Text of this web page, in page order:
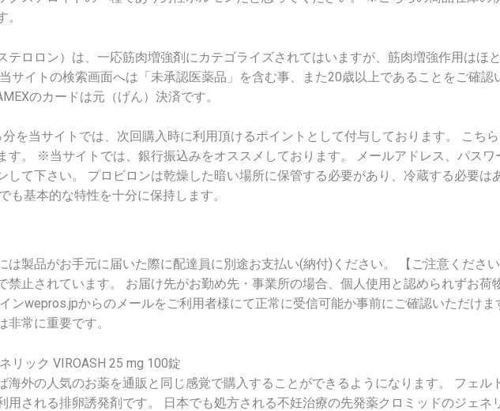
テロロン）は、一応筋肉増強剤にカテゴライズされてはいますが、筋肉増強作用はほ
サイトの検索画面へは「未承認医薬品」を含む事、また20歳以上であることをご確認
のカードは元（げん）決済です。
を当サイトでは、次回購入時に利用頂けるポイントとして付与しております。 こち
す。 ※当サイトでは、銀行振込みをオススメしております。 メールアドレス、パス
して下さい。 プロビロンは乾燥した暗い場所に保管する必要があり、冷蔵する必要は
も基本的な特性を十分に保持します。
は製品がお手元に届いた際に配達員に別途お支払い(納付)ください。 【ご注意くださ
禁止されています。 お届け先がお勤め先・事業所の場合、個人使用と認められずお荷
ンwepros.jpからのメールをご利用者様にて正常に受信可能か事前にご確認いただけ
非常に重要です。
リック VIROASH 25 mg 100錠
海外の人気のお薬を通販と同じ感覚で購入することができるようになります。 フェル
用される排卵誘発剤です。 日本でも処方される不妊治療の先発薬クロミッドのジェネ